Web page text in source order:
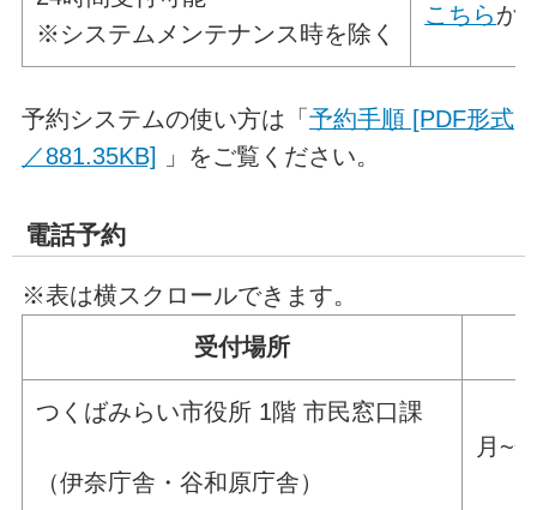
※システムメンテナンス時を除く
こちらか
予約システムの使い方は「 予約手順 [PDF形式
／881.35KB]
」をご覧ください。
電話予約
※表は横スクロールできます。
受付場所
つくばみらい市役所 1階 市民窓口課
（伊奈庁舎・谷和原庁舎）
月~